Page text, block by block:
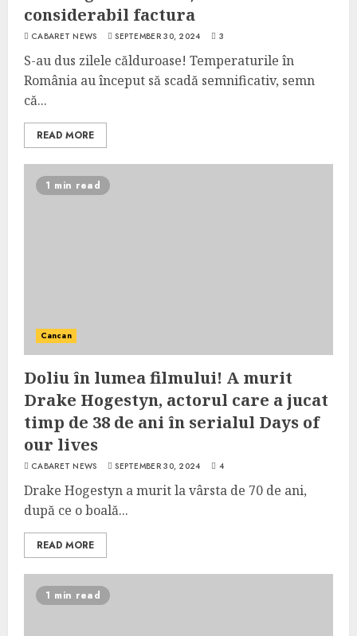
considerabil factura
CABARET NEWS SEPTEMBER 30, 2024 3
S-au dus zilele călduroase! Temperaturile în
România au început să scadă semnificativ, semn
că...
READ MORE
1 min read
Cancan
Doliu în lumea filmului! A murit
Drake Hogestyn, actorul care a jucat
timp de 38 de ani în serialul Days of
our lives
CABARET NEWS SEPTEMBER 30, 2024 4
Drake Hogestyn a murit la vârsta de 70 de ani,
după ce o boală...
READ MORE
1 min read